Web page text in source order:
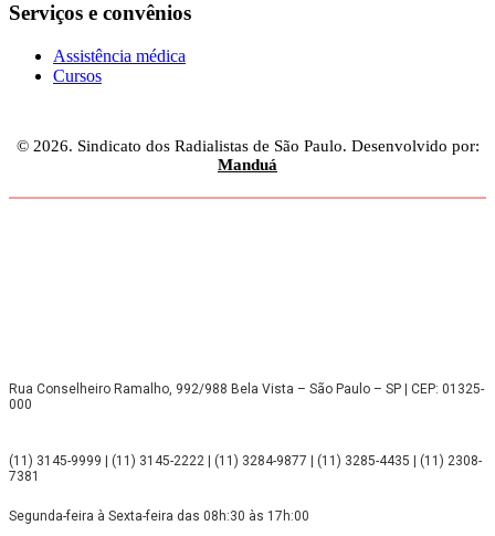
Serviços e convênios
Assistência médica
Cursos
© 2026. Sindicato dos Radialistas de São Paulo. Desenvolvido por:
Manduá
Rua Conselheiro Ramalho, 992/988 Bela Vista – São Paulo – SP | CEP: 01325-
000
(11) 3145-9999 | (11) 3145-2222 | (11) 3284-9877 | (11) 3285-4435 | (11) 2308-
7381
Segunda-feira à Sexta-feira das 08h:30 às 17h:00